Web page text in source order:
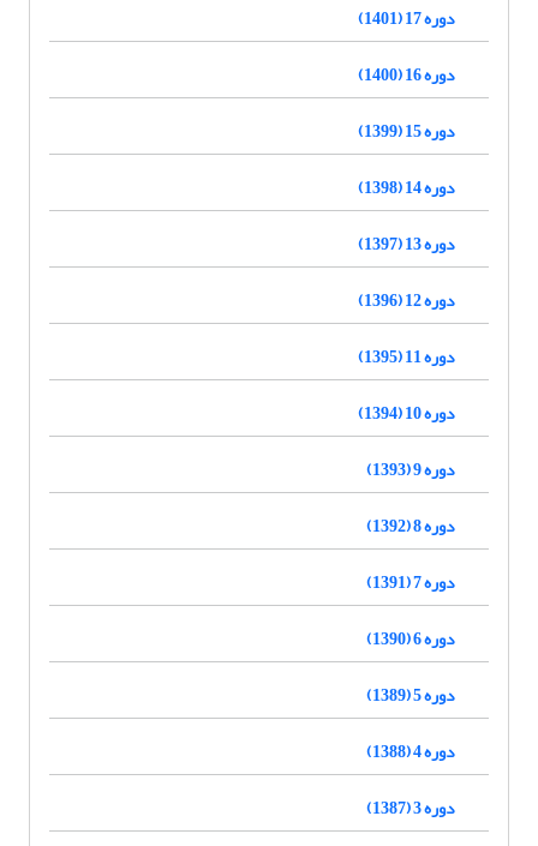
دوره 17 (1401)
دوره 16 (1400)
دوره 15 (1399)
دوره 14 (1398)
دوره 13 (1397)
دوره 12 (1396)
دوره 11 (1395)
دوره 10 (1394)
دوره 9 (1393)
دوره 8 (1392)
دوره 7 (1391)
دوره 6 (1390)
دوره 5 (1389)
دوره 4 (1388)
دوره 3 (1387)